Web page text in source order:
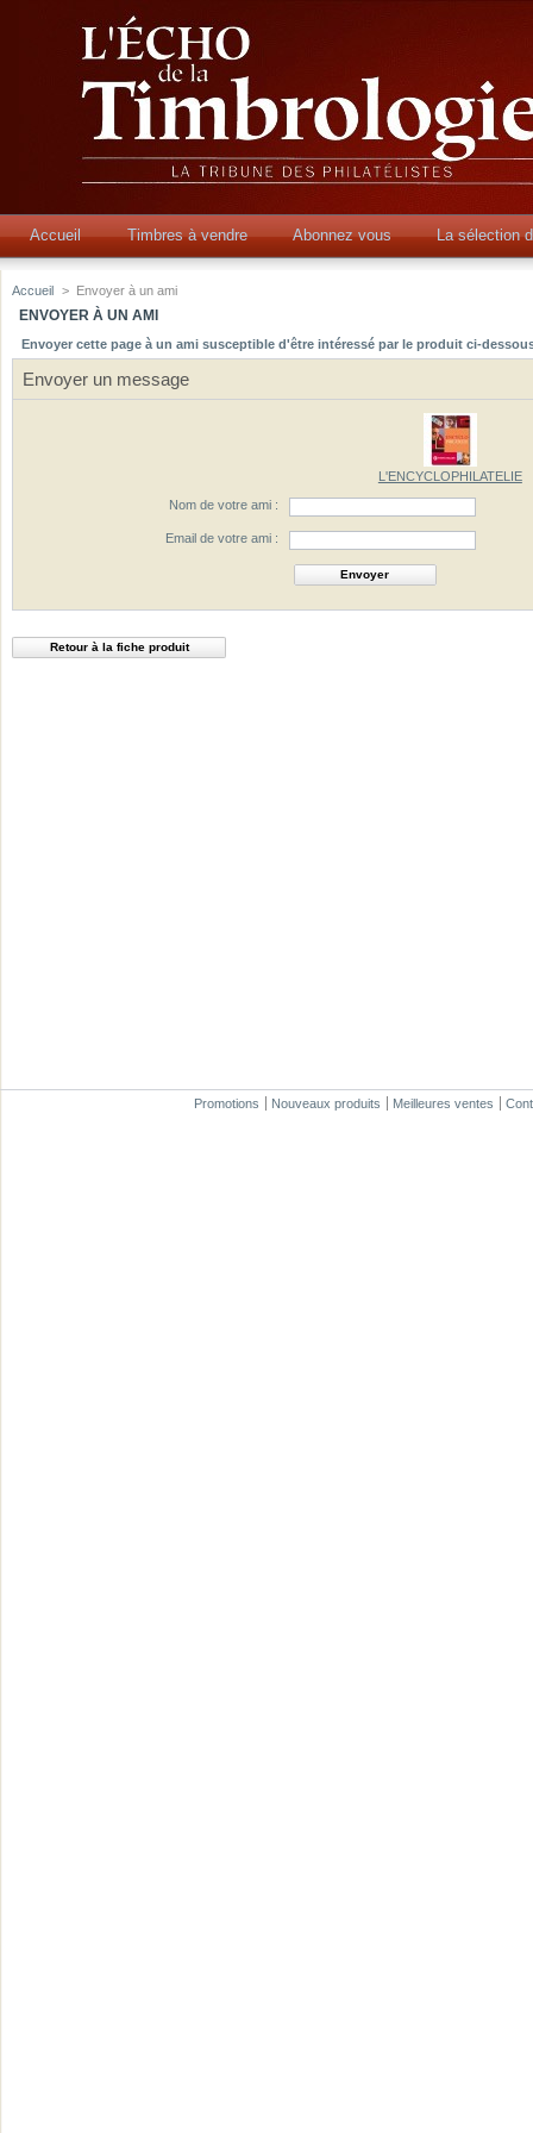
Accueil Timbres à vendre Abonnez vous La sélection
Accueil > Envoyer à un ami
ENVOYER À UN AMI
Envoyer cette page à un ami susceptible d'être intéressé par le produit ci-
Envoyer un message
L'ENCYCLOPHILATELIE
Nom de votre ami :
Email de votre ami :
Retour à la fiche produit
Promotions Nouveaux produits Meilleures ventes